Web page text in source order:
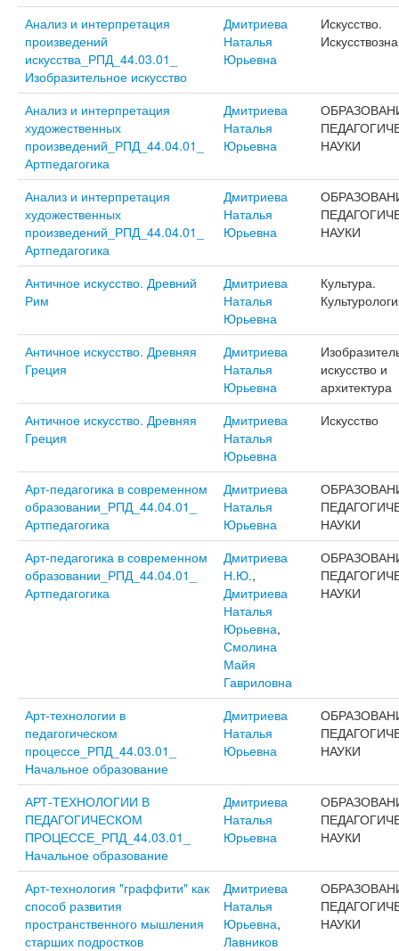
Анализ и интерпретация
произведений
искусства_РПД_44.03.01_
Изобразительное искусство
Дмитриева
Наталья
Юрьевна
Искусство.
Анализ и интерпретация
художественных
произведений_РПД_44.04.01_
Артпедагогика
Дмитриева
Наталья
Юрьевна
НАУКИ
Анализ и интерпретация
художественных
произведений_РПД_44.04.01_
Артпедагогика
Дмитриева
Наталья
Юрьевна
НАУКИ
Античное искусство. Древний
Рим
Дмитриева
Наталья
Юрьевна
Культура.
Античное искусство. Древняя
Греция
Дмитриева
Наталья
Юрьевна
искусство и
архитектура
Античное искусство. Древняя
Греция
Дмитриева
Наталья
Юрьевна
Искусство
Арт-педагогика в современном
образовании_РПД_44.04.01_
Артпедагогика
Дмитриева
Наталья
Юрьевна
НАУКИ
Арт-педагогика в современном
образовании_РПД_44.04.01_
Артпедагогика
Дмитриева
Н.Ю.,
Дмитриева
Наталья
Юрьевна,
Смолина
Майя
Гавриловна
НАУКИ
Арт-технологии в
педагогическом
процессе_РПД_44.03.01_
Начальное образование
Дмитриева
Наталья
Юрьевна
НАУКИ
АРТ-ТЕХНОЛОГИИ В
ПЕДАГОГИЧЕСКОМ
ПРОЦЕССЕ_РПД_44.03.01_
Начальное образование
Дмитриева
Наталья
Юрьевна
НАУКИ
Арт-технология "граффити" как
способ развития
пространственного мышления
старших подростков
Дмитриева
Наталья
Юрьевна,
Лавников
НАУКИ